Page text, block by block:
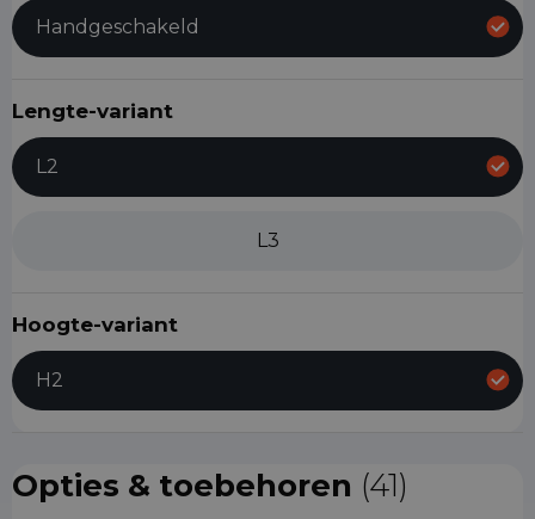
Handgeschakeld
Lengte-variant
L2
L3
Hoogte-variant
H2
Opties & toebehoren (41)